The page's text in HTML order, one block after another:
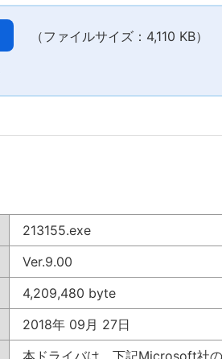
（ファイルサイズ：4,110 KB）
213155.exe
Ver.9.00
4,209,480 byte
2018年 09月 27日
本ドライバは、下記Microsoft社